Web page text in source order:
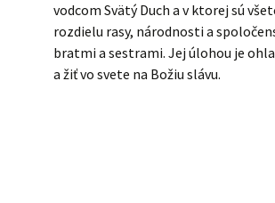
vodcom Svätý Duch a v ktorej sú
rozdielu rasy, národnosti a
bratmi a sestrami. Jej úlohou je
a žiť vo svete na Božiu slávu.